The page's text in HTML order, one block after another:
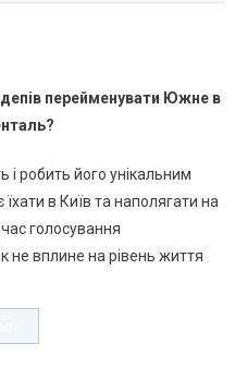
перейменувати Южне в
і робить його унікальним
в Київ та наполягати на
час голосування
не вплине на рівень життя